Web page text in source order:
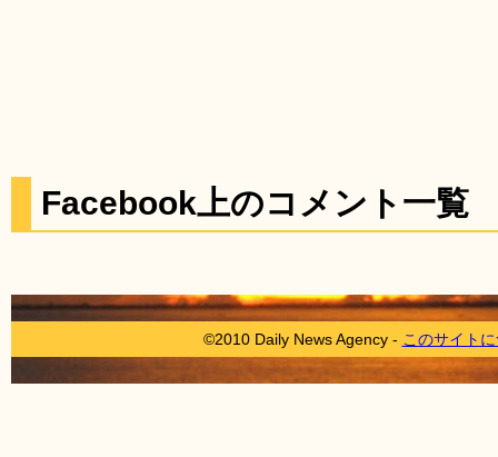
Facebook上のコメント一覧
©2010 Daily News Agency - このサイト